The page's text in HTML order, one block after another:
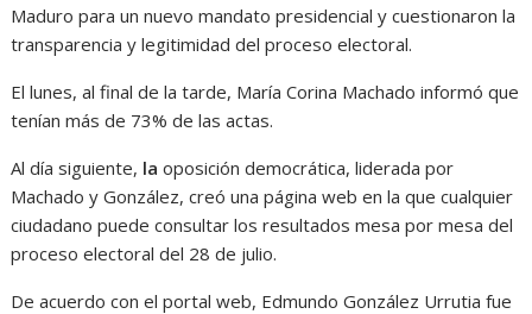
Maduro para un nuevo mandato presidencial y cuestionaron la
transparencia y legitimidad del proceso electoral.
El lunes, al final de la tarde, María Corina Machado informó que
tenían más de 73% de las actas.
Al día siguiente, la oposición democrática, liderada por
Machado y González, creó una página web en la que cualquier
ciudadano puede consultar los resultados mesa por mesa del
proceso electoral del 28 de julio.
De acuerdo con el portal web, Edmundo González Urrutia fue